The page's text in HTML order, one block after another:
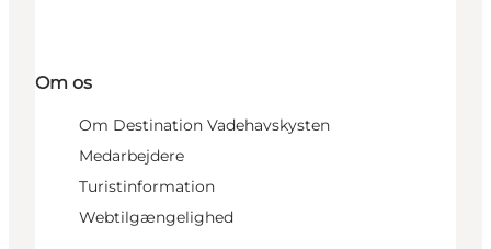
Om os
Om Destination Vadehavskysten
Medarbejdere
Turistinformation
Webtilgængelighed